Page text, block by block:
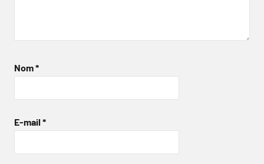
Nom*
E-mail *